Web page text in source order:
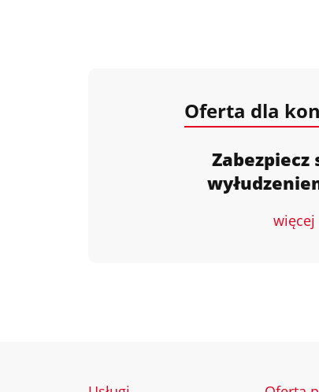
Oferta dla
Zabezpiecz
więcej